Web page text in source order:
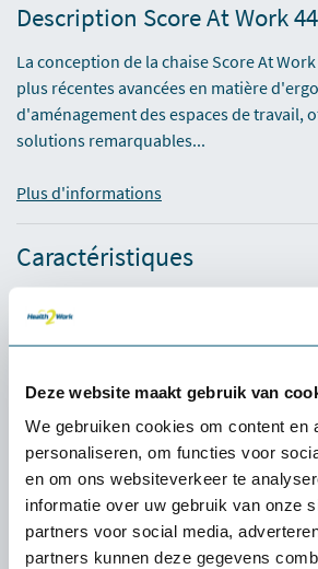
Deze website maakt gebruik van
We gebruiken cookies om content en
personaliseren, om functies voor
en om ons websiteverkeer te
informatie over uw gebruik van onze
partners voor social media,
partners kunnen deze gegevens
Description Score At Work
La conception de la chaise Score At
plus récentes avancées en matière
d'aménagement des espaces de travail,
solutions remarquables...
Plus d'informations
Caractéristiques
Produits complémentaires